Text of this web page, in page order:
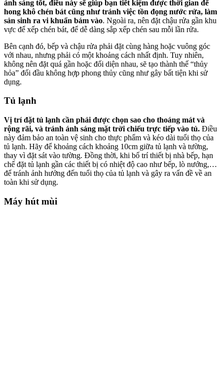
ánh sáng tốt, điều này sẽ giúp bạn tiết kiệm được thời gian để
hong khô chén bát cũng như tránh việc tồn đọng nước rửa, làm
sản sinh ra vi khuẩn bám vào. Ngoài ra, nên đặt chậu rửa gần khu
vực để xếp chén bát, để dễ dàng sắp xếp chén sau mỗi lần rửa.
Bên cạnh đó, bếp và chậu rửa phải đặt cùng hàng hoặc vuông góc
với nhau, nhưng phải có một khoảng cách nhất định. Tuy nhiên,
không nên đặt quá gần hoặc đối diện nhau, sẽ tạo thành thế “thủy
hỏa” đối đầu không hợp phong thủy cũng như gây bất tiện khi sử
dụng.
Tủ lạnh
Vị trí đặt tủ lạnh cần phải được chọn sao cho thoáng mát và
rộng rãi, và tránh ánh sáng mặt trời chiếu trực tiếp vào tủ. Điều
này đảm bảo an toàn vệ sinh cho thực phẩm và kéo dài tuổi thọ của
tủ lạnh. Hãy để khoảng cách khoảng 10cm giữa tủ lạnh và tường,
thay vì đặt sát vào tường. Đồng thời, khi bố trí thiết bị nhà bếp, hạn
chế đặt tủ lạnh gần các thiết bị có nhiệt độ cao như bếp, lò nướng,…
để tránh ảnh hưởng đến tuổi thọ của tủ lạnh và gây ra vấn đề về an
toàn khi sử dụng.
Máy hút mùi